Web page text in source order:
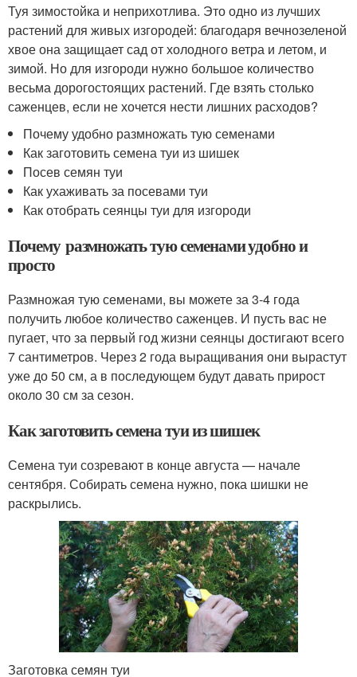
Туя зимостойка и неприхотлива. Это одно из лучших
растений для живых изгородей: благодаря вечнозеленой
хвое она защищает сад от холодного ветра и летом, и
зимой. Но для изгороди нужно большое количество
весьма дорогостоящих растений. Где взять столько
саженцев, если не хочется нести лишних расходов?
Почему удобно размножать тую семенами
Как заготовить семена туи из шишек
Посев семян туи
Как ухаживать за посевами туи
Как отобрать сеянцы туи для изгороди
Почему размножать тую семенами удобно и
просто
Размножая тую семенами, вы можете за 3-4 года
получить любое количество саженцев. И пусть вас не
пугает, что за первый год жизни сеянцы достигают всего
7 сантиметров. Через 2 года выращивания они вырастут
уже до 50 см, а в последующем будут давать прирост
около 30 см за сезон.
Как заготовить семена туи из шишек
Семена туи созревают в конце августа — начале
сентября. Собирать семена нужно, пока шишки не
раскрылись.
Заготовка семян туи